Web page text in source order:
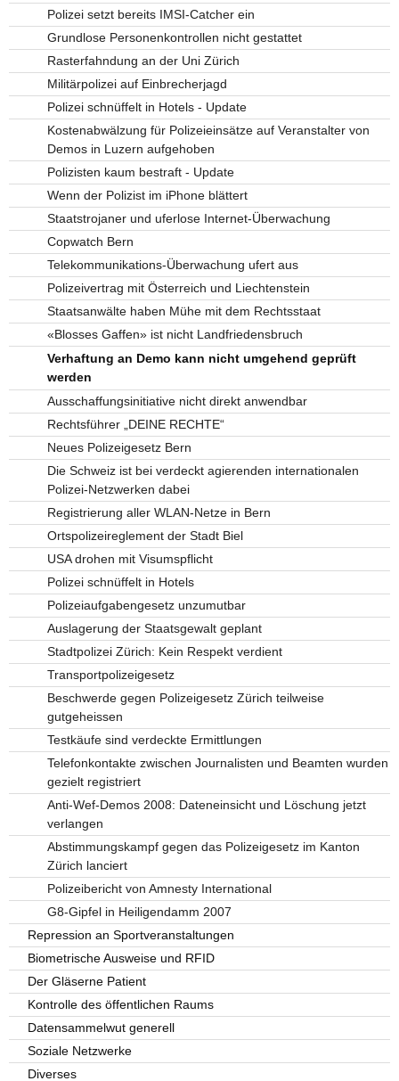
Polizei setzt bereits IMSI-Catcher ein
Grundlose Personenkontrollen nicht gestattet
Rasterfahndung an der Uni Zürich
Militärpolizei auf Einbrecherjagd
Polizei schnüffelt in Hotels - Update
Kostenabwälzung für Polizeieinsätze auf Veranstalter von
Demos in Luzern aufgehoben
Polizisten kaum bestraft - Update
Wenn der Polizist im iPhone blättert
Staatstrojaner und uferlose Internet-Überwachung
Copwatch Bern
Telekommunikations-Überwachung ufert aus
Polizeivertrag mit Österreich und Liechtenstein
Staatsanwälte haben Mühe mit dem Rechtsstaat
«Blosses Gaffen» ist nicht Landfriedensbruch
Verhaftung an Demo kann nicht umgehend geprüft
werden
Ausschaffungsinitiative nicht direkt anwendbar
Rechtsführer „DEINE RECHTE“
Neues Polizeigesetz Bern
Die Schweiz ist bei verdeckt agierenden internationalen
Polizei-Netzwerken dabei
Registrierung aller WLAN-Netze in Bern
Ortspolizeireglement der Stadt Biel
USA drohen mit Visumspflicht
Polizei schnüffelt in Hotels
Polizeiaufgabengesetz unzumutbar
Auslagerung der Staatsgewalt geplant
Stadtpolizei Zürich: Kein Respekt verdient
Transportpolizeigesetz
Beschwerde gegen Polizeigesetz Zürich teilweise
gutgeheissen
Testkäufe sind verdeckte Ermittlungen
Telefonkontakte zwischen Journalisten und Beamten wurden
gezielt registriert
Anti-Wef-Demos 2008: Dateneinsicht und Löschung jetzt
verlangen
Abstimmungskampf gegen das Polizeigesetz im Kanton
Zürich lanciert
Polizeibericht von Amnesty International
G8-Gipfel in Heiligendamm 2007
Repression an Sportveranstaltungen
Biometrische Ausweise und RFID
Der Gläserne Patient
Kontrolle des öffentlichen Raums
Datensammelwut generell
Soziale Netzwerke
Diverses